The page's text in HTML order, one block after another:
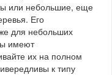
или небольшие, еще
Его
для небольших
имеют
их на полном
к типу